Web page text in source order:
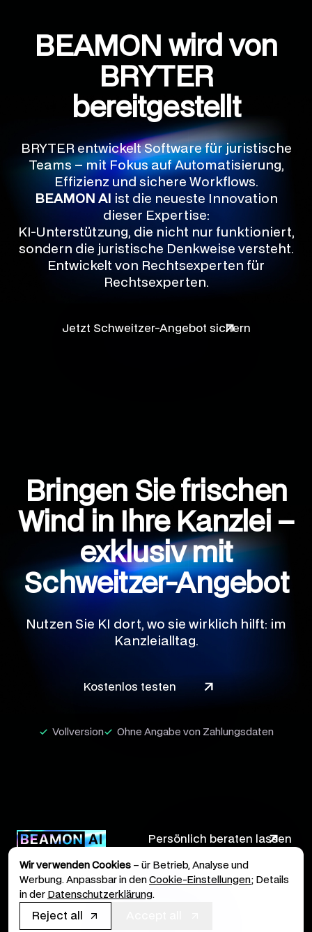
BEAMON wird von
BRYTER
bereitgestellt
BRYTER entwickelt Software für juristische
Teams – mit Fokus auf Automatisierung,
Effizienz und sichere Workflows.
BEAMON AI
ist die neueste Innovation
dieser Expertise:
KI-Unterstützung, die nicht nur funktioniert,
sondern die juristische Denkweise versteht.
Entwickelt von Rechtsexperten für
Rechtsexperten.
Jetzt Schweitzer-Angebot sichern
Bringen Sie frischen
Wind in Ihre Kanzlei –
exklusiv mit
Schweitzer-Angebot
Nutzen Sie KI dort, wo sie wirklich hilft: im
Kanzleialltag.
Kostenlos testen
Vollversion Ohne Angabe von Zahlungsdaten
Persönlich beraten lassen
© 2026 BRYTER GmbH. All rights reserved.
Legal TermsPrivacy Policy
Wir verwenden Cookies – ür Betrieb, Analyse und
Werbung. Anpassbar in den Cookie-Einstellungen; Details
in der Datenschutzerklärung.
Reject all